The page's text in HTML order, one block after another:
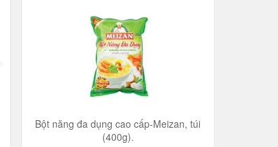
Bột năng đa dụng cao cấp-Meizan, túi
(400g).